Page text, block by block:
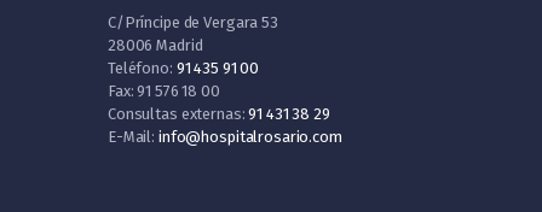
C/Príncipe de Vergara 53
28006 Madrid
Teléfono: 91 435 91 00
Fax: 91 576 18 00
Consultas externas:91 431 38 29
E-Mail: info@hospitalrosario.com